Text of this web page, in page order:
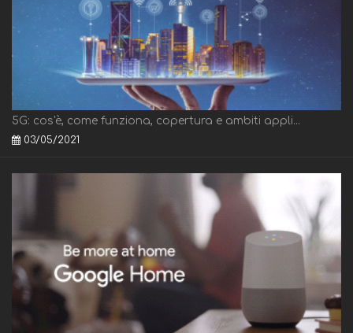
5G: cos'è, come funziona, copertura e ambiti appli...
03/05/2021